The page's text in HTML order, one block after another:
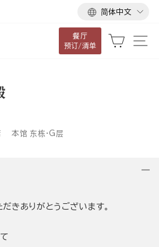
语
言
简体中文
餐厅
预订/清单
大车
本馆 东栋・G层
きありがとうございます。